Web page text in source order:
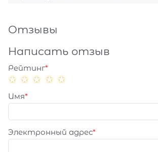
Отзывы
Написать отзыв
Рейтинг
Имя
Электронный адрес